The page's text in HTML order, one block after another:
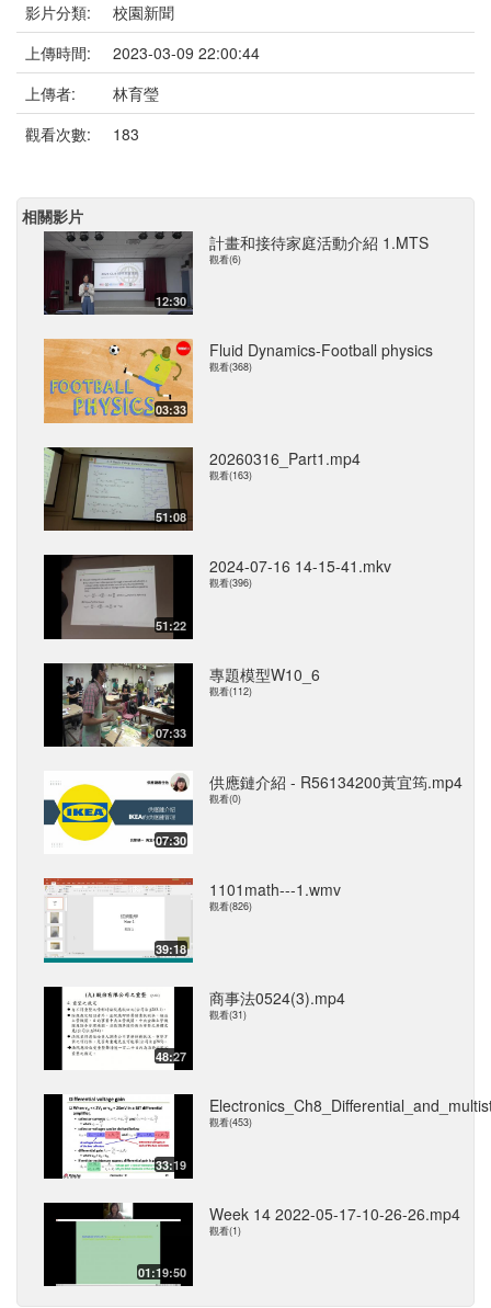
影片分類:
校園新聞
上傳時間:
2023-03-09 22:00:44
上傳者:
林育瑩
觀看次數:
183
相關影片
12:30
計畫和接待家庭活動介紹 1.MTS
觀看(6)
03:33
Fluid Dynamics-Football physics
觀看(368)
51:08
20260316_Part1.mp4
觀看(163)
51:22
2024-07-16 14-15-41.mkv
觀看(396)
07:33
專題模型W10_6
觀看(112)
07:30
供應鏈介紹 - R56134200黃宜筠.mp4
觀看(0)
39:18
1101math---1.wmv
觀看(826)
48:27
商事法0524(3).mp4
觀看(31)
33:19
觀看(453)
01:19:50
Week 14 2022-05-17-10-26-26.mp4
觀看(1)